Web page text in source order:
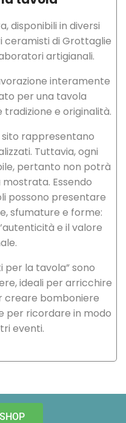
disponibili in diversi
ceramisti di Grottaglie
artigianali.
interamente
per una tavola
e originalità.
sito rappresentano
Tuttavia, ogni
pertanto non potrà
Essendo
possono presentare
sfumature e forme:
e il valore
per la tavola” sono
ideali per arricchire
creare bomboniere
per ricordare in modo
eventi.